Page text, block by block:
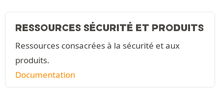
RESSOURCES SÉCURITÉ ET PRODUITS
Ressources consacrées à la sécurité et aux
produits.
Documentation